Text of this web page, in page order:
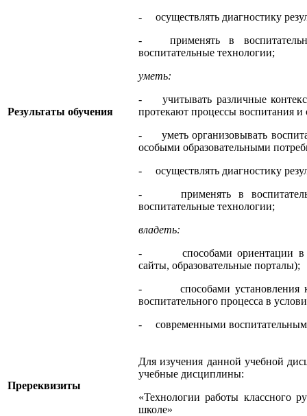
Результаты обучения
- осуществлять диагностику
- применять в
воспитательные технологии;
уметь:
- учитывать различные
протекают процессы воспитания и
- уметь организовывать
особыми образовательными
- осуществлять диагностику
- применять в
воспитательные технологии;
владеть:
- способами ориентации в
сайты, образовательные порталы);
- способами установления
воспитательного процесса в
- современными
Пререквизиты
Для изучения данной учебной
учебные дисциплины:
«Технологии работы классного
школе»